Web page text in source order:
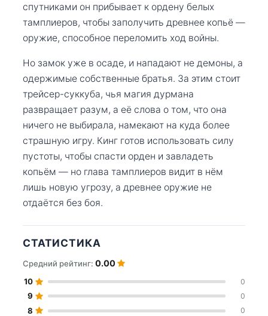
спутниками он прибывает к ордену белых
тамплиеров, чтобы заполучить древнее копьё —
оружие, способное переломить ход войны.
Но замок уже в осаде, и нападают не демоны, а
одержимые собственные братья. За этим стоит
трейсер-суккуба, чья магия дурмана
развращает разум, а её слова о том, что она
ничего не выбирала, намекают на куда более
страшную игру. Кинг готов использовать силу
пустоты, чтобы спасти орден и завладеть
копьём — но глава тамплиеров видит в нём
лишь новую угрозу, а древнее оружие не
отдаётся без боя.
СТАТИСТИКА
Средний рейтинг: 0.00
10 0
9 0
8 0